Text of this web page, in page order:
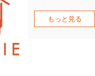
もっと見る